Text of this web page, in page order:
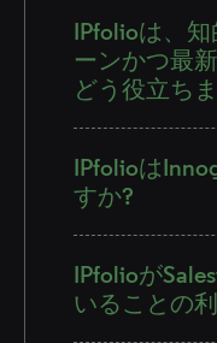
IPfolioは、
ーンかつ最
どう役立ち
IPfolioは
すか?
IPfolioが
いることの